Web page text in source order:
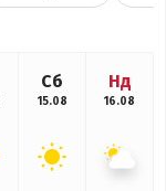
Сб
15.08
Нд
16.08